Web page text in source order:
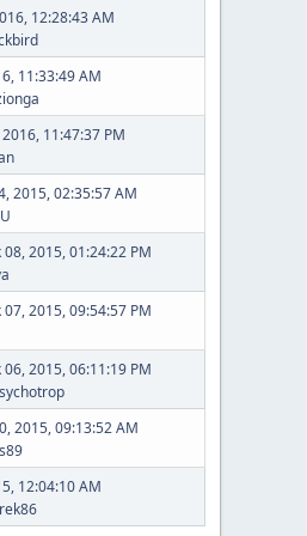
12:28:43 AM
11:33:49 AM
11:47:37 PM
2015, 02:35:57 AM
2015, 01:24:22 PM
2015, 09:54:57 PM
2015, 06:11:19 PM
2015, 09:13:52 AM
12:04:10 AM